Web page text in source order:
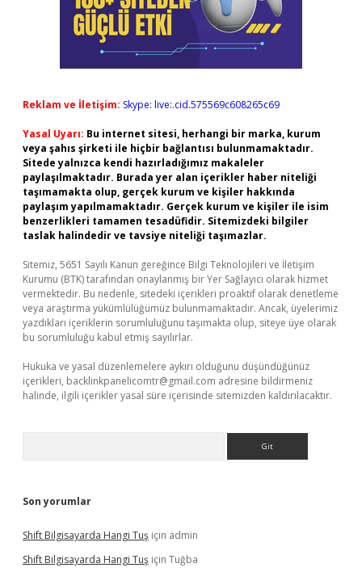
Reklam ve İletişim: Skype: live:.cid.575569c608265c69
Yasal Uyarı: Bu internet sitesi, herhangi bir marka, kurum
veya şahıs şirketi ile hiçbir bağlantısı bulunmamaktadır.
Sitede yalnızca kendi hazırladığımız makaleler
paylaşılmaktadır. Burada yer alan içerikler haber niteliği
taşımamakta olup, gerçek kurum ve kişiler hakkında
paylaşım yapılmamaktadır. Gerçek kurum ve kişiler ile isim
benzerlikleri tamamen tesadüfidir. Sitemizdeki bilgiler
taslak halindedir ve tavsiye niteliği taşımazlar.
Sitemiz, 5651 Sayılı Kanun gereğince Bilgi Teknolojileri ve İletişim
Kurumu (BTK) tarafından onaylanmış bir Yer Sağlayıcı olarak hizmet
vermektedir. Bu nedenle, sitedeki içerikleri proaktif olarak denetleme
veya araştırma yükümlülüğümüz bulunmamaktadır. Ancak, üyelerimiz
yazdıkları içeriklerin sorumluluğunu taşımakta olup, siteye üye olarak
bu sorumluluğu kabul etmiş sayılırlar.
Hukuka ve yasal düzenlemelere aykırı olduğunu düşündüğünüz
içerikleri, backlinkpanelicomtr@gmail.com adresine bildirmeniz
halinde, ilgili içerikler yasal süre içerisinde sitemizden kaldırılacaktır.
Son yorumlar
Shift Bilgisayarda Hangi Tuş için admin
Shift Bilgisayarda Hangi Tuş için Tuğba